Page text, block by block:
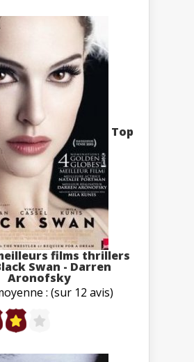
Top
films thrillers
Swan - Darren
Aronofsky
: (sur 12 avis)